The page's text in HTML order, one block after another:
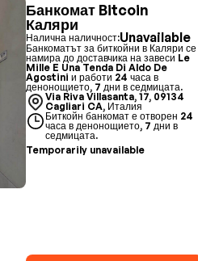
Банкомат Bitcoin
Каляри
Налична наличност:Unavailable
Банкоматът за биткойни в Каляри се
намира до доставчика на завеси Le
Mille E Una Tenda Di Aldo De
Agostini и работи 24 часа в
денонощието, 7 дни в седмицата.
Via Riva Villasanta, 17, 09134
Cagliari CA, Италия
Биткойн банкомат е отворен 24
часа в денонощието, 7 дни в
седмицата.
Temporarily unavailable